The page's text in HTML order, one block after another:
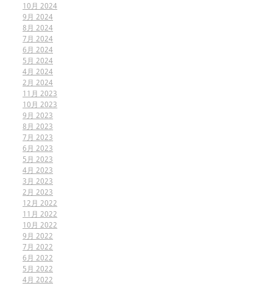
10月 2024
9月 2024
8月 2024
7月 2024
6月 2024
5月 2024
4月 2024
2月 2024
11月 2023
10月 2023
9月 2023
8月 2023
7月 2023
6月 2023
5月 2023
4月 2023
3月 2023
2月 2023
12月 2022
11月 2022
10月 2022
9月 2022
7月 2022
6月 2022
5月 2022
4月 2022